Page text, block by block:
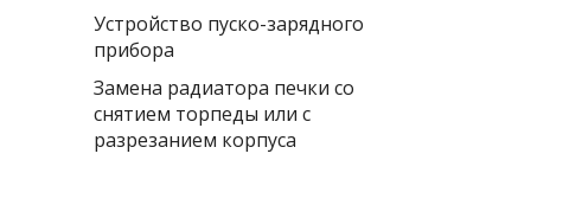
Устройство пуско-зарядного
прибора
Замена радиатора печки со
снятием торпеды или с
разрезанием корпуса